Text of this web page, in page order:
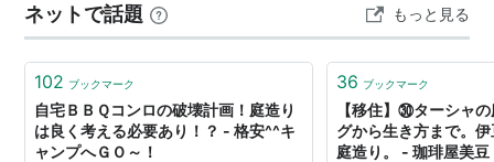
ネットで話題 もっと見る
102 ブックマーク
自宅ＢＢＱコンロの破壊計画！庭造り
は良く考える必要あり！？ - 格安^^キ
ャンプへＧＯ～！
36 ブックマーク
【移住】㉚ターシャ
グから生き方まで。
庭造り。 - 珈琲屋美